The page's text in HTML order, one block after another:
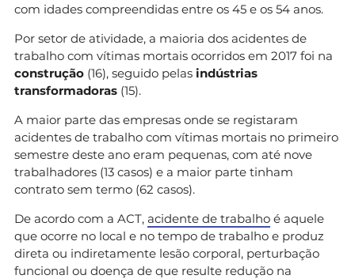
com idades compreendidas entre os 45 e os 54 anos.
Por setor de atividade, a maioria dos acidentes de
trabalho com vítimas mortais ocorridos em 2017 foi na
construção (16), seguido pelas indústrias
transformadoras (15).
A maior parte das empresas onde se registaram
acidentes de trabalho com vítimas mortais no primeiro
semestre deste ano eram pequenas, com até nove
trabalhadores (13 casos) e a maior parte tinham
contrato sem termo (62 casos).
De acordo com a ACT, acidente de trabalho é aquele
que ocorre no local e no tempo de trabalho e produz
direta ou indiretamente lesão corporal, perturbação
funcional ou doença de que resulte redução na